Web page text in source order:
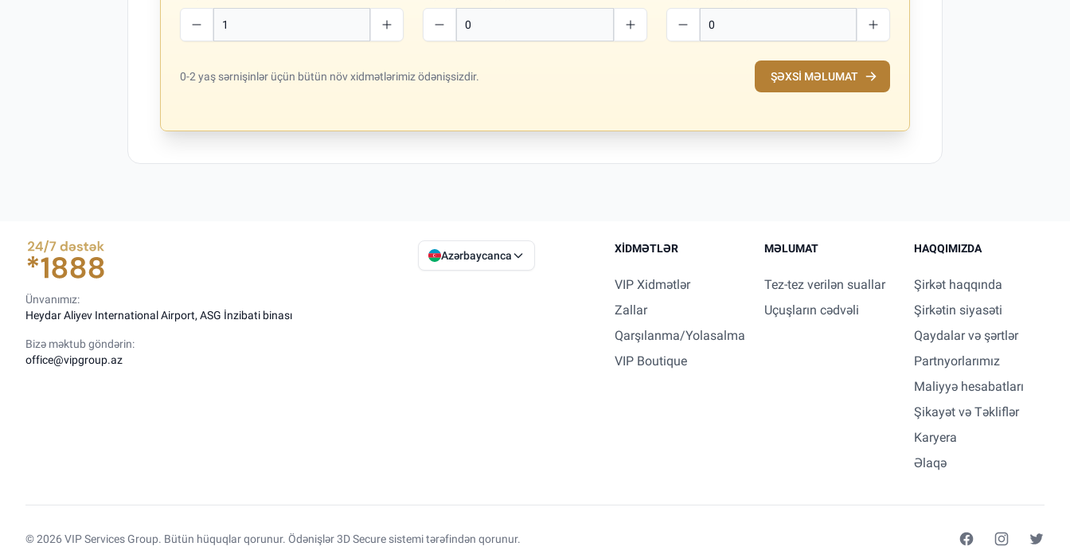
0-2 yaş sərnişinlər üçün bütün növ xidmətlərimiz ödənişsizdir. ŞƏXSI MƏLUMAT
Azərbaycanca
Ünvanımız:
Heydar Aliyev International Airport, ASG İnzibati binası
Bizə məktub göndərin:
office@vipgroup.az
XIDMƏTLƏR
VIP Xidmətlər
Zallar
Qarşılanma/Yolasalma
VIP Boutique
MƏLUMAT
Tez-tez verilən suallar
Uçuşların cədvəli
HAQQIMIZDA
Şirkət haqqında
Şirkətin siyasəti
Qaydalar və şərtlər
Partnyorlarımız
Maliyyə hesabatları
Şikayət və Təkliflər
Karyera
Əlaqə
© 2026 VIP Services Group. Bütün hüquqlar qorunur. Ödənişlər 3D Secure sistemi tərəfindən qorunur.